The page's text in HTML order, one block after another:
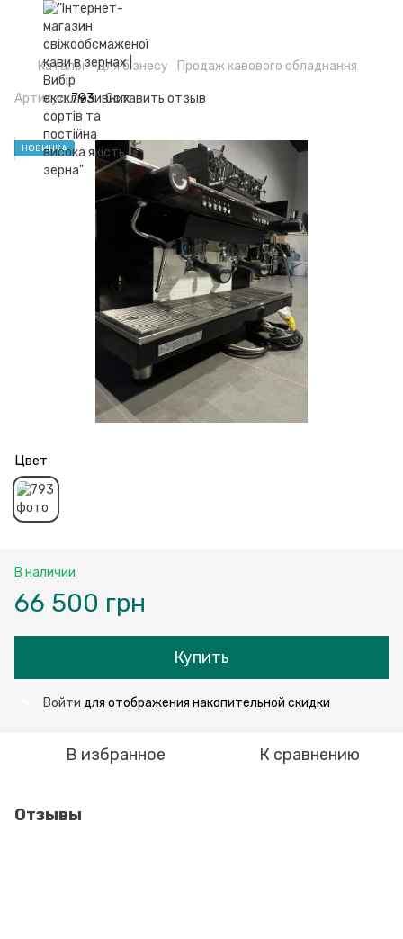
Каталог Для бізнесу Продаж кавового обладнання
Артикул:793 Оставить отзыв
НОВИНКА
Цвет
В наличии
66 500 грн
Купить
Войти для отображения накопительной скидки
В избранное К сравнению
Отзывы